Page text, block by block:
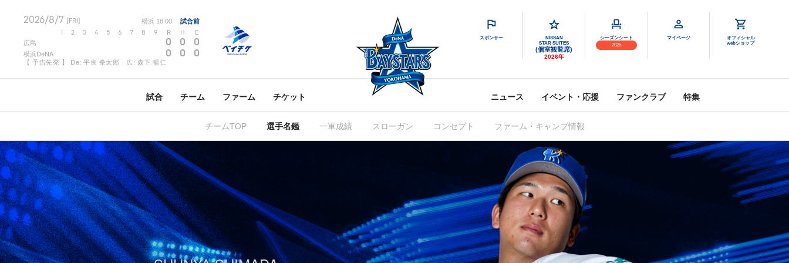
2026/8/7 [FRI] 横浜 18:00 試合前
2 3 4 5 6 7 8 9 R H E
広島 0 0 0
横浜DeNA 0 0 0
【 予告先発 】 De: 平良 拳太郎 広: 森下 暢仁
スポンサー
NISSAN
STAR SUITES
(個室観覧席)
2026年
シーズンシート
2026
マイページ
オフィシャル
webショップ
試合 チーム ファーム チケット ニュース イベント・応援 ファンクラブ 特集
チームTOP 選手名鑑 一軍成績 スローガン コンセプト ファーム・キャンプ情報